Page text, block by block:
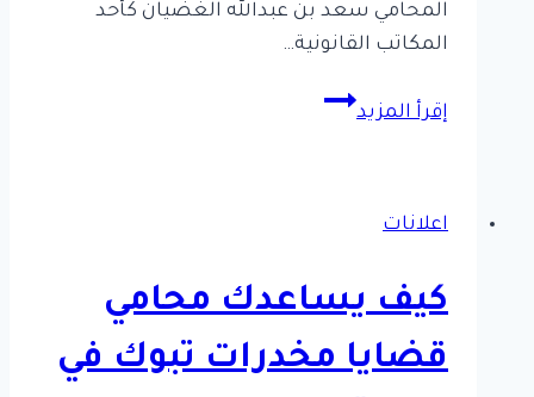
المحامي سعد بن عبدالله الغضيان كأحد
المكاتب القانونية…
إقرأ المزيد
أهمية
2026
اعلانات
كيف يساعدك محامي
قضايا مخدرات تبوك في